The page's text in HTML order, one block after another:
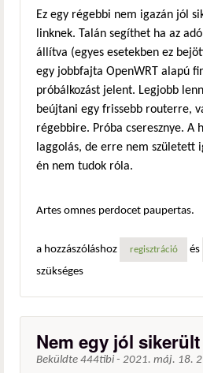
Ez egy régebbi nem igazán jól
linknek. Talán segíthet ha az
állítva (egyes esetekben ez
egy jobbfajta OpenWRT alapú
próbálkozást jelent. Legjobb
beújtani egy frissebb routerre,
régebbire. Próba cseresznye. A
laggolás, de erre nem született
én nem tudok róla.
Artes omnes perdocet paupertas.
a hozzászóláshoz regisztráció és
szükséges
Nem egy jól
Beküldte 444tibi - 2021. máj. 18.